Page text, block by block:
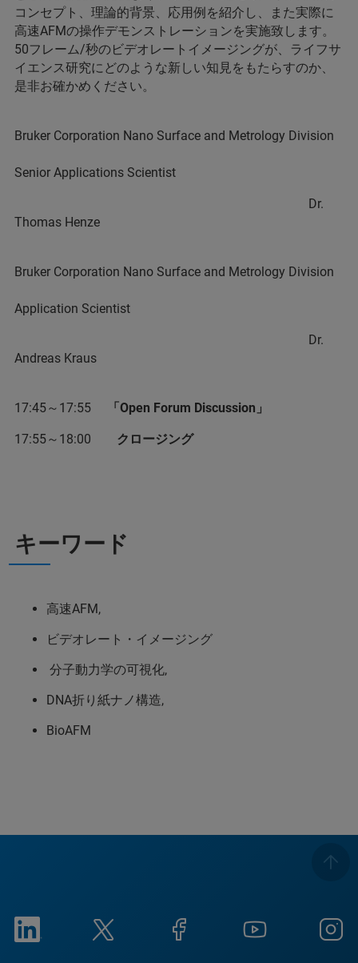
コンセプト、理論的背景、応用例を紹介し、また実際に
高速AFMの操作デモンストレーションを実施致します。
50フレーム/秒のビデオレートイメージングが、ライフサ
イエンス研究にどのような新しい知見をもたらすのか、
是非お確かめください。
Bruker Corporation Nano Surface and Metrology Division
Senior Applications Scientist
Dr.
Thomas Henze
Bruker Corporation Nano Surface and Metrology Division
Application Scientist
Dr.
Andreas Kraus
17:45～17:55 「Open Forum Discussion」
17:55～18:00 クロージング
キーワード
高速AFM,
ビデオレート・イメージング
分子動力学の可視化,
DNA折り紙ナノ構造,
BioAFM